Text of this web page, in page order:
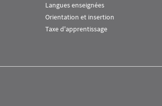
Langues enseignées
Orientation et insertion
Taxe d'apprentissage